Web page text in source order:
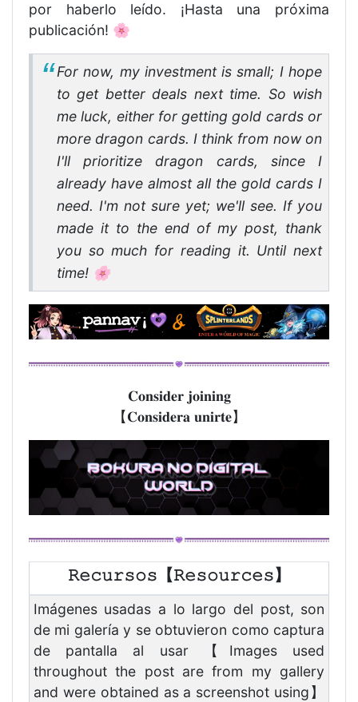
por haberlo leído. ¡Hasta una próxima
publicación! 🌸
For now, my investment is small; I hope
to get better deals next time. So wish
me luck, either for getting gold cards or
more dragon cards. I think from now on
I'll prioritize dragon cards, since I
already have almost all the gold cards I
need. I'm not sure yet; we'll see. If you
made it to the end of my post, thank
you so much for reading it. Until next
time! 🌸
𝐂𝐨𝐧𝐬𝐢𝐝𝐞𝐫 𝐣𝐨𝐢𝐧𝐢𝐧𝐠
【𝐂𝐨𝐧𝐬𝐢𝐝𝐞𝐫𝐚 𝐮𝐧𝐢𝐫𝐭𝐞】
𝚁𝚎𝚌𝚞𝚛𝚜𝚘𝚜【𝚁𝚎𝚜𝚘𝚞𝚛𝚌𝚎𝚜】
Imágenes usadas a lo largo del post, son
de mi galería y se obtuvieron como captura
de pantalla al usar 【Images used
throughout the post are from my gallery
and were obtained as a screenshot using】